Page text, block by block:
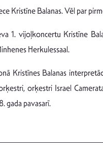
Kristīne Balanas. Vēl par
1. vijoļkoncertu Kristīne
Herkulessaal.
Kristīnes Balanas
orķestri Israel
gada pavasarī.